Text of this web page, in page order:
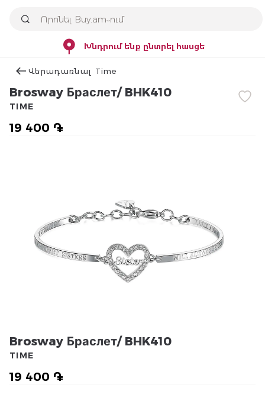
Խնդրում ենք ընտրել հասցե
Վերադառնալ Time
Brosway Браслет/ BHK410
19 400 ֏
TIME
Brosway Браслет/ BHK410
19 400 ֏
TIME